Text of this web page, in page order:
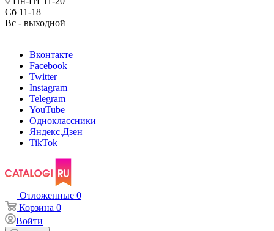
Сб 11-18
Вс - выходной
Вконтакте
Facebook
Twitter
Instagram
Telegram
YouTube
Одноклассники
Яндекс.Дзен
TikTok
Отложенные 0
Корзина 0
Войти